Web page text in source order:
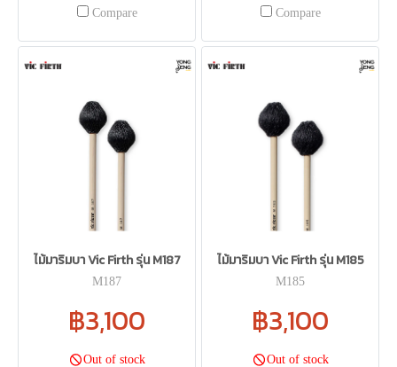
Compare Compare
ไม้มาริมบา Vic Firth รุ่น M187
M187
฿3,100
Out of stock
ไม้มาริมบา Vic Firth รุ่น M185
M185
฿3,100
Out of stock